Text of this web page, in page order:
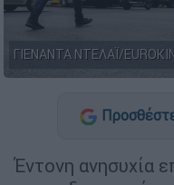
ΓΙΕΝΑΝΤΑ ΝΤΕΛΑΪ/
Έντονη ανησυχία